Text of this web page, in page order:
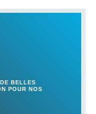
BELLES
POUR NOS